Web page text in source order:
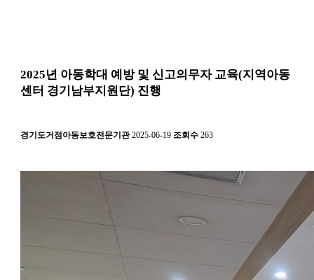
2025년 아동학대 예방 및 신고의무자 교육(지역아동
센터 경기남부지원단) 진행
경기도거점아동보호전문기관 2025-06-19 조회수 263